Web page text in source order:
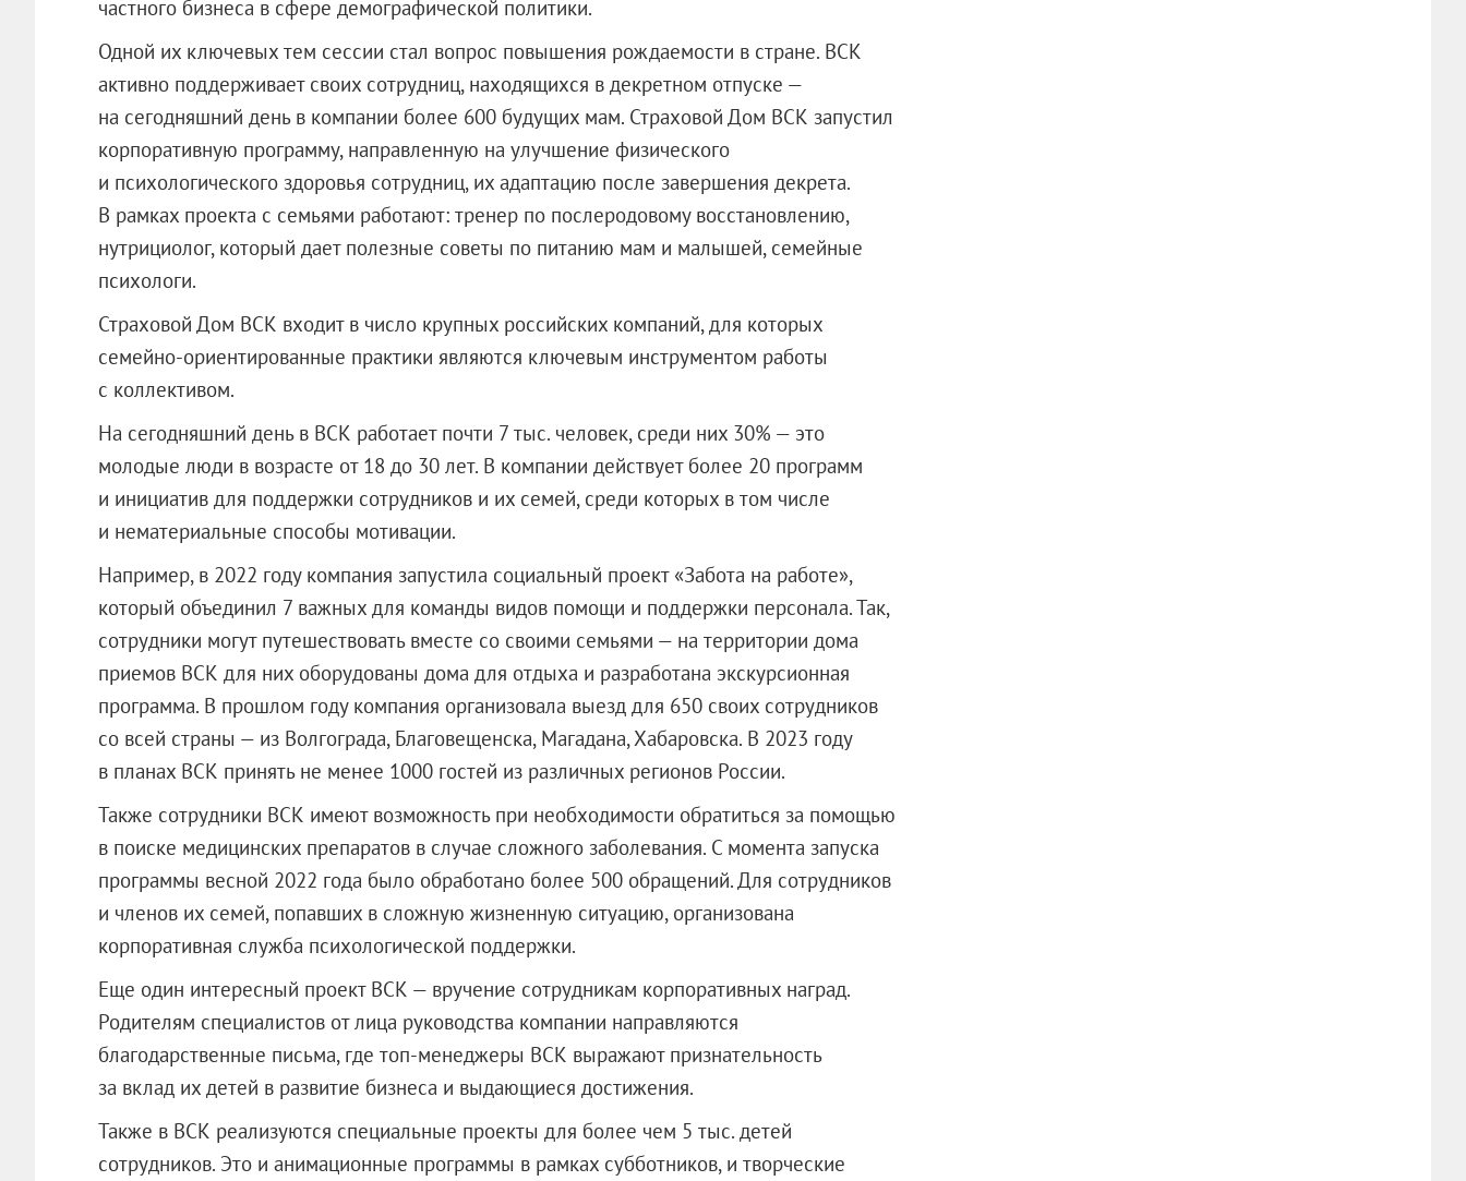
частного бизнеса в сфере демографической политики.
Одной их ключевых тем сессии стал вопрос повышения рождаемости в стране. ВСК
активно поддерживает своих сотрудниц, находящихся в декретном отпуске —
на сегодняшний день в компании более 600 будущих мам. Страховой Дом ВСК запустил
корпоративную программу, направленную на улучшение физического
и психологического здоровья сотрудниц, их адаптацию после завершения декрета.
В рамках проекта с семьями работают: тренер по послеродовому восстановлению,
нутрициолог, который дает полезные советы по питанию мам и малышей, семейные
психологи.
Страховой Дом ВСК входит в число крупных российских компаний, для которых
семейно-ориентированные практики являются ключевым инструментом работы
с коллективом.
На сегодняшний день в ВСК работает почти 7 тыс. человек, среди них 30% — это
молодые люди в возрасте от 18 до 30 лет. В компании действует более 20 программ
и инициатив для поддержки сотрудников и их семей, среди которых в том числе
и нематериальные способы мотивации.
Например, в 2022 году компания запустила социальный проект «Забота на работе»,
который объединил 7 важных для команды видов помощи и поддержки персонала. Так,
сотрудники могут путешествовать вместе со своими семьями — на территории дома
приемов ВСК для них оборудованы дома для отдыха и разработана экскурсионная
программа. В прошлом году компания организовала выезд для 650 своих сотрудников
со всей страны — из Волгограда, Благовещенска, Магадана, Хабаровска. В 2023 году
в планах ВСК принять не менее 1000 гостей из различных регионов России.
Также сотрудники ВСК имеют возможность при необходимости обратиться за помощью
в поиске медицинских препаратов в случае сложного заболевания. С момента запуска
программы весной 2022 года было обработано более 500 обращений. Для сотрудников
и членов их семей, попавших в сложную жизненную ситуацию, организована
корпоративная служба психологической поддержки.
Еще один интересный проект ВСК — вручение сотрудникам корпоративных наград.
Родителям специалистов от лица руководства компании направляются
благодарственные письма, где топ-менеджеры ВСК выражают признательность
за вклад их детей в развитие бизнеса и выдающиеся достижения.
Также в ВСК реализуются специальные проекты для более чем 5 тыс. детей
сотрудников. Это и анимационные программы в рамках субботников, и творческие